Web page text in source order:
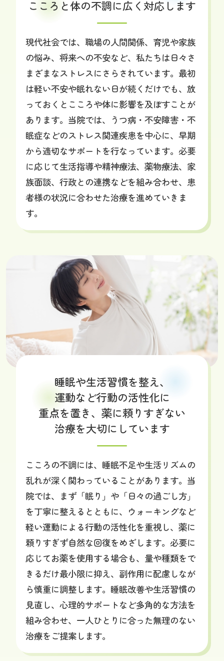
こころと体の不調に広く 対応します
現代社会では、職場の人間関係、育児や家族
の悩み、将来への不安など、私たちは日々さ
まざまなストレスにさらされています。最初
は軽い不安や眠れない日が続くだけでも、放
っておくとこころや体に影響を及ぼすことが
あります。当院では、うつ病・不安障害・不
眠症などのストレス関連疾患を中心に、早期
から適切なサポートを行なっています。必要
に応じて生活指導や精神療法、薬物療法、家
族面談、行政との連携などを組み合わせ、患
者様の状況に合わせた治療を進めていきま
す。
睡眠や生活習慣を整え、
運動など行動の活性化に
重点を置き、 薬に頼りすぎない
治療を大切にしています
こころの不調には、睡眠不足や生活リズムの
乱れが深く関わっていることがあります。当
院では、まず「眠り」や「日々の過ごし方」
を丁寧に整えるとともに、ウォーキングなど
軽い運動による行動の活性化を重視し、薬に
頼りすぎず自然な回復をめざします。必要に
応じてお薬を使用する場合も、量や種類をで
きるだけ最小限に抑え、副作用に配慮しなが
ら慎重に調整します。睡眠改善や生活習慣の
見直し、心理的サポートなど多角的な方法を
組み合わせ、一人ひとりに合った無理のない
治療をご提案します。